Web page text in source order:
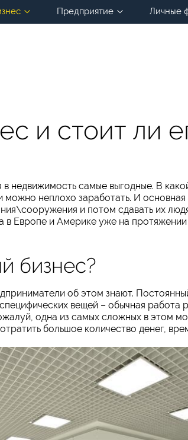
Предприятие Личные
и стоит ли
недвижимость самые выгодные. В
неплохо заработать. И
и потом сдавать их
в Европе и Америке уже на протяжении
бизнес?
об этом знают.
вещей – обычная работа
одна из самых сложных в этом
большое количество денег,